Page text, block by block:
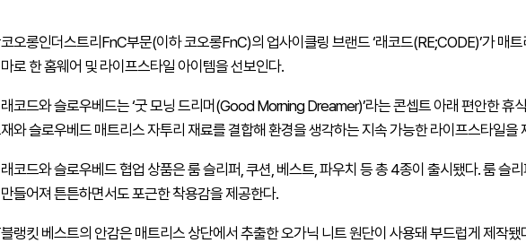
코오롱인더스트리FnC부문(이하 코오롱FnC)의 업사이클링 브랜드 ‘래코드(RE;CODE)’가 매
마로 한 홈웨어 및 라이프스타일 아이템을 선보인다.
래코드와 슬로우베드는 ‘굿 모닝 드리머(Good Morning Dreamer)’라는 콘셉트 아래 편안한
재와 슬로우베드 매트리스 자투리 재료를 결합해 환경을 생각하는 지속 가능한 라이프스타일을
래코드와 슬로우베드 협업 상품은 룸 슬리퍼, 쿠션, 베스트, 파우치 등 총 4종이 출시됐다. 룸 슬
만들어져 튼튼하면서도 포근한 착용감을 제공한다.
블랭킷 베스트의 안감은 매트리스 상단에서 추출한 오가닉 니트 원단이 사용돼 부드럽게 제작